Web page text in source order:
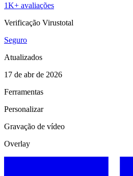
1K+ avaliações
Verificação Virustotal
Seguro
Atualizados
17 de abr de 2026
Ferramentas
Personalizar
Gravação de vídeo
Overlay